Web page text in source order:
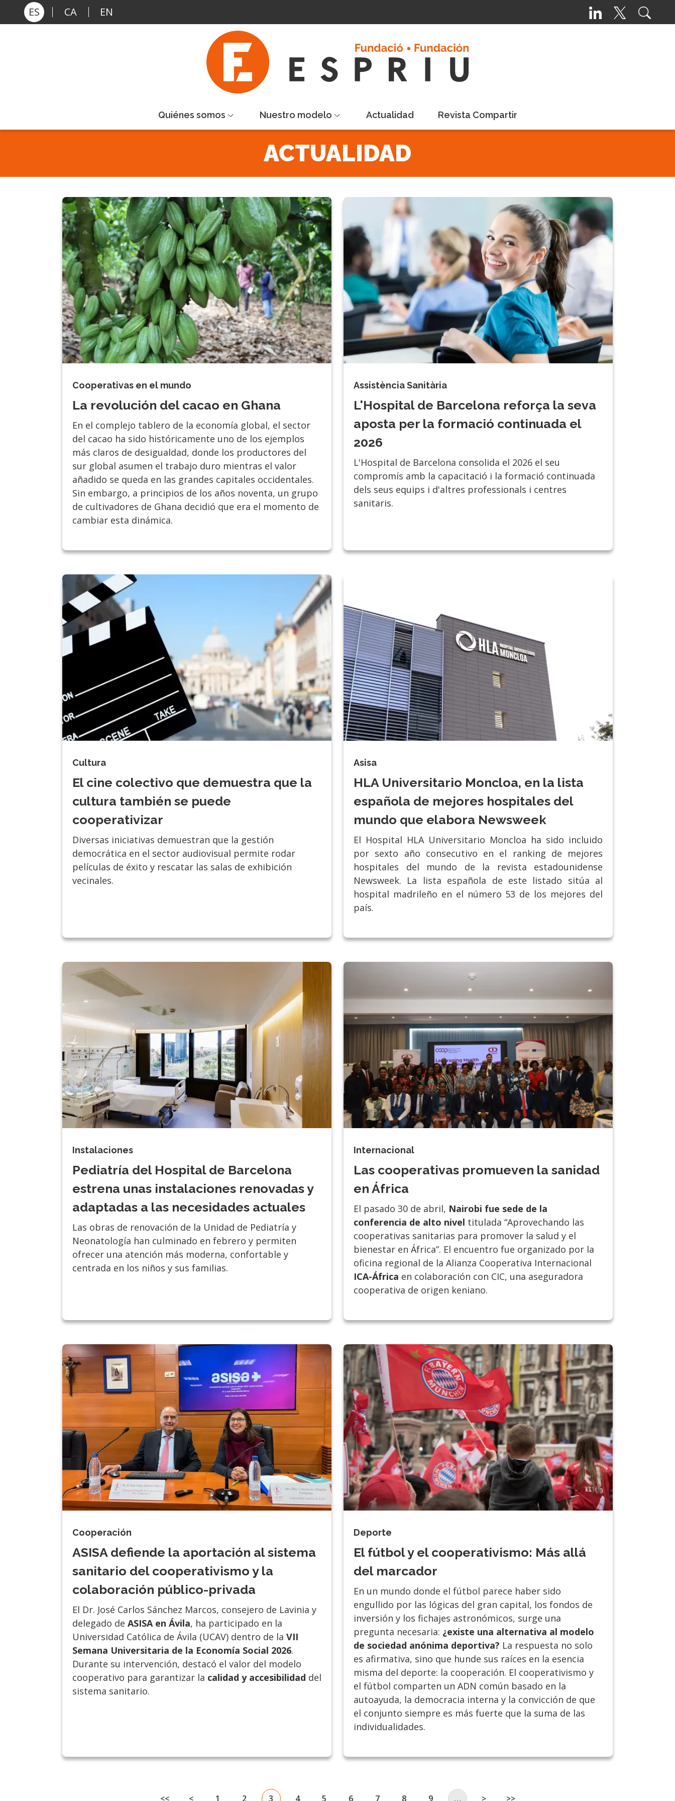
Pasar al contenido principal
ES CA EN
Quiénes somos Nuestro modelo Actualidad Revista Compartir
ACTUALIDAD
Cooperativas en el mundo
La revolución del cacao en Ghana
En el complejo tablero de la economía global, el sector
del cacao ha sido históricamente uno de los ejemplos
más claros de desigualdad, donde los productores del
sur global asumen el trabajo duro mientras el valor
añadido se queda en las grandes capitales occidentales.
Sin embargo, a principios de los años noventa, un grupo
de cultivadores de Ghana decidió que era el momento de
cambiar esta dinámica.
Assistència Sanitària
L'Hospital de Barcelona reforça la seva
aposta per la formació continuada el
2026
L'Hospital de Barcelona consolida el 2026 el seu
compromís amb la capacitació i la formació continuada
dels seus equips i d'altres professionals i centres
sanitaris.
Cultura
El cine colectivo que demuestra que la
cultura también se puede
cooperativizar
Diversas iniciativas demuestran que la gestión
democrática en el sector audiovisual permite rodar
películas de éxito y rescatar las salas de exhibición
vecinales.
Asisa
HLA Universitario Moncloa, en la lista
española de mejores hospitales del
mundo que elabora Newsweek
El Hospital HLA Universitario Moncloa ha sido incluido
por sexto año consecutivo en el ranking de mejores
hospitales del mundo de la revista estadounidense
Newsweek. La lista española de este listado sitúa al
hospital madrileño en el número 53 de los mejores del
país.
Instalaciones
Pediatría del Hospital de Barcelona
estrena unas instalaciones renovadas y
adaptadas a las necesidades actuales
Las obras de renovación de la Unidad de Pediatría y
Neonatología han culminado en febrero y permiten
ofrecer una atención más moderna, confortable y
centrada en los niños y sus familias.
Internacional
Las cooperativas promueven la sanidad
en África
El pasado 30 de abril, Nairobi fue sede de la
conferencia de alto nivel titulada “Aprovechando las
cooperativas sanitarias para promover la salud y el
bienestar en África”. El encuentro fue organizado por la
oficina regional de la Alianza Cooperativa Internacional
ICA-África en colaboración con CIC, una aseguradora
cooperativa de origen keniano.
Cooperación
ASISA defiende la aportación al sistema
sanitario del cooperativismo y la
colaboración público-privada
El Dr. José Carlos Sánchez Marcos, consejero de Lavinia y
delegado de ASISA en Ávila, ha participado en la
Universidad Católica de Ávila (UCAV) dentro de la VII
Semana Universitaria de la Economía Social 2026.
Durante su intervención, destacó el valor del modelo
cooperativo para garantizar la calidad y accesibilidad del
sistema sanitario.
Deporte
El fútbol y el cooperativismo: Más allá
del marcador
En un mundo donde el fútbol parece haber sido
engullido por las lógicas del gran capital, los fondos de
inversión y los fichajes astronómicos, surge una
pregunta necesaria: ¿existe una alternativa al modelo
de sociedad anónima deportiva? La respuesta no solo
es afirmativa, sino que hunde sus raíces en la esencia
misma del deporte: la cooperación. El cooperativismo y
el fútbol comparten un ADN común basado en la
autoayuda, la democracia interna y la convicción de que
el conjunto siempre es más fuerte que la suma de las
individualidades.
First page
<< Página anterior
< Página
1 Página
2 Página actual
3 Página
4 Página
5 Página
6 Página
7 Página
8 Página
9 … Siguiente página
> Última página
>>